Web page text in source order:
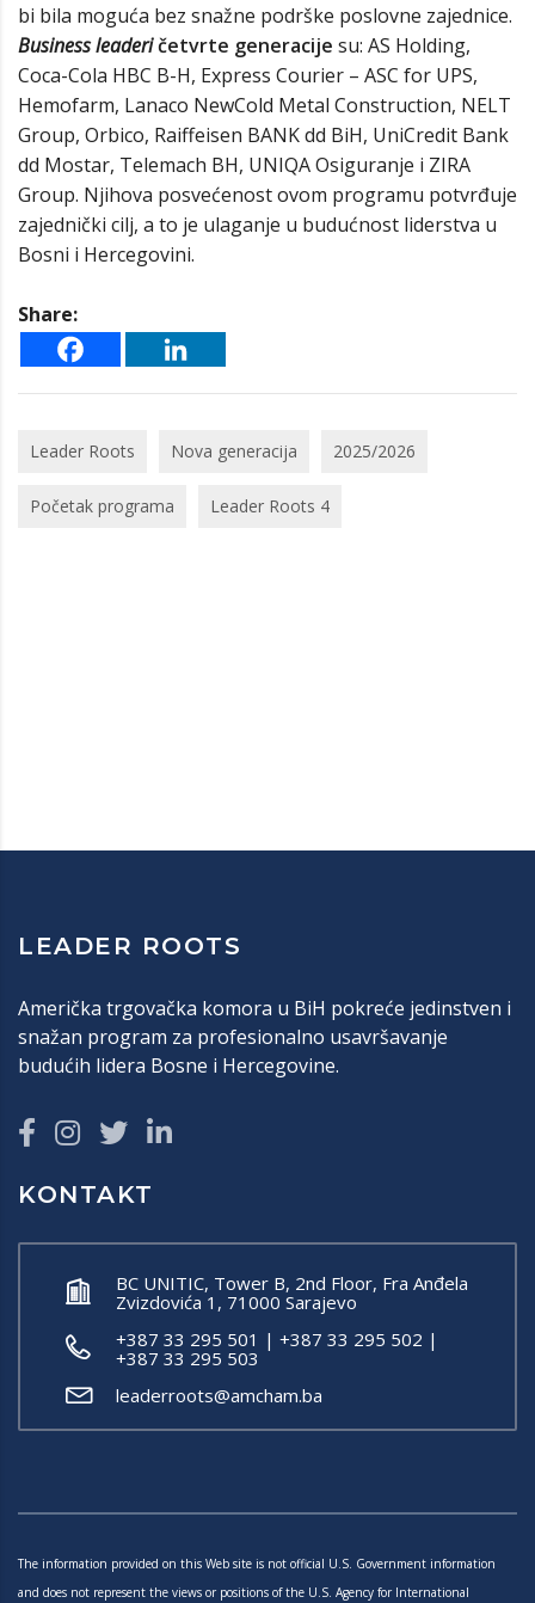
bi bila moguća bez snažne podrške poslovne zajednice.
Businessleaderičetvrte generacije su: AS Holding,
Coca-Cola HBC B-H, Express Courier – ASC for UPS,
Hemofarm, Lanaco NewCold Metal Construction, NELT
Group, Orbico, Raiffeisen BANK dd BiH, UniCredit Bank
dd Mostar, Telemach BH, UNIQA Osiguranje i ZIRA
Group. Njihova posvećenost ovom programu potvrđuje
zajednički cilj, a to je ulaganje u budućnost liderstva u
Bosni i Hercegovini.
Share:
Leader Roots Nova generacija 2025/2026
Početak programa Leader Roots 4
LEADER ROOTS
Američka trgovačka komora u BiH pokreće jedinstven i
snažan program za profesionalno usavršavanje
budućih lidera Bosne i Hercegovine.
KONTAKT
BC UNITIC, Tower B, 2nd Floor, Fra Anđela
Zvizdovića 1, 71000 Sarajevo
+387 33 295 501 | +387 33 295 502 |
+387 33 295 503
leaderroots@amcham.ba
The information provided on this Web site is not official U.S. Government information
and does not represent the views or positions of the U.S. Agency for International